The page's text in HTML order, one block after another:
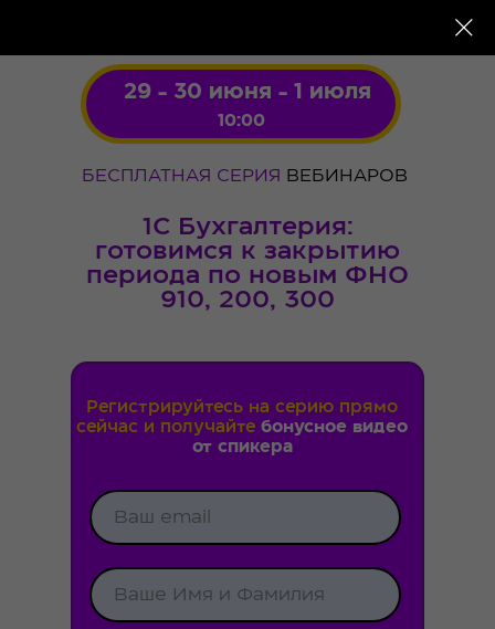
1С Бухгалтерия:
готовимся к закрытию
периода по новым ФНО
910, 200, 300
БЕСПЛАТНАЯ СЕРИЯ ВЕБИНАРОВ
Регистрируйтесь на серию прямо
сейчас и получайте бонусное видео
от спикера
29 - 30 июня - 1 июля
10:00